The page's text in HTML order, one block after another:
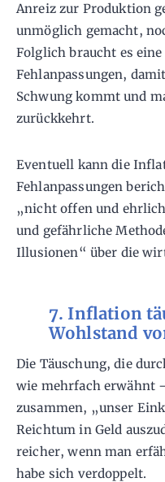
Anreiz zur Produktion
unmöglich gemacht,
Folglich braucht es
Fehlanpassungen,
Schwung kommt und
zurückkehrt.
Eventuell kann die
Fehlanpassungen
„nicht offen und
und gefährliche
Illusionen“ über die
7. Inflation
Wohlstand
Die Täuschung, die
wie mehrfach erwähnt
zusammen, „unser
Reichtum in Geld
reicher, wenn man
habe sich verdoppelt.